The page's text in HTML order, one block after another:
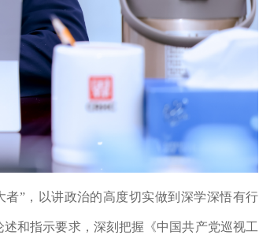
”，以讲政治的高度切实做到深学深悟有行
和指示要求，深刻把握《中国共产党巡视工